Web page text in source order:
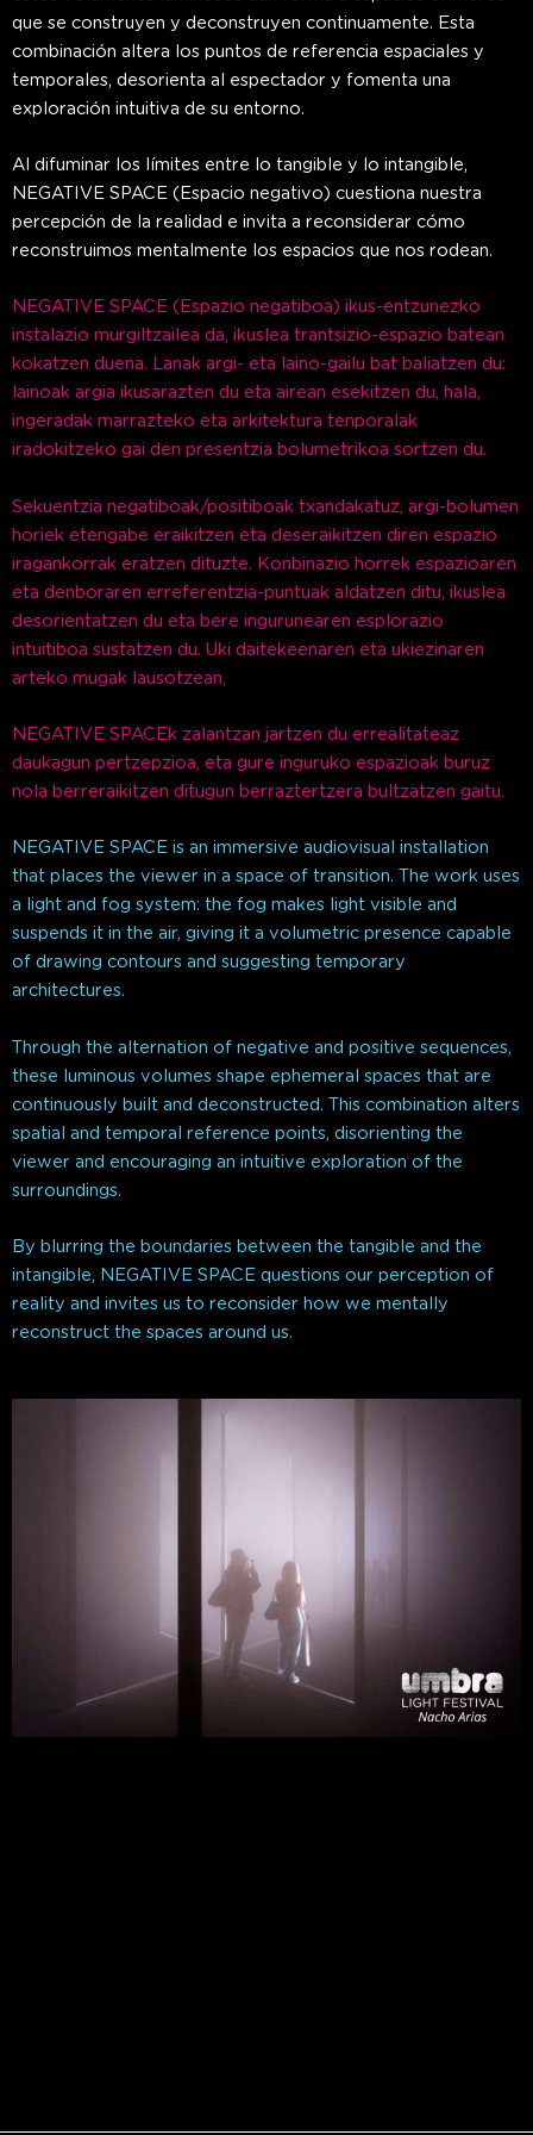
que se construyen y deconstruyen continuamente. Esta
combinación altera los puntos de referencia espaciales y
temporales, desorienta al espectador y fomenta una
exploración intuitiva de su entorno.
Al difuminar los límites entre lo tangible y lo intangible,
NEGATIVE SPACE (Espacio negativo) cuestiona nuestra
percepción de la realidad e invita a reconsiderar cómo
reconstruimos mentalmente los espacios que nos rodean.
NEGATIVE SPACE (Espazio negatiboa) ikus-entzunezko
instalazio murgiltzailea da, ikuslea trantsizio-espazio batean
kokatzen duena. Lanak argi- eta laino-gailu bat baliatzen du:
lainoak argia ikusarazten du eta airean esekitzen du, hala,
ingeradak marrazteko eta arkitektura tenporalak
iradokitzeko gai den presentzia bolumetrikoa sortzen du.
Sekuentzia negatiboak/positiboak txandakatuz, argi-bolumen
horiek etengabe eraikitzen eta deseraikitzen diren espazio
iragankorrak eratzen dituzte. Konbinazio horrek espazioaren
eta denboraren erreferentzia-puntuak aldatzen ditu, ikuslea
desorientatzen du eta bere ingurunearen esplorazio
intuitiboa sustatzen du. Uki daitekeenaren eta ukiezinaren
arteko mugak lausotzean,
NEGATIVE SPACEk zalantzan jartzen du errealitateaz
daukagun pertzepzioa, eta gure inguruko espazioak buruz
nola berreraikitzen ditugun berraztertzera bultzatzen gaitu.
NEGATIVE SPACE is an immersive audiovisual installation
that places the viewer in a space of transition. The work uses
a light and fog system: the fog makes light visible and
suspends it in the air, giving it a volumetric presence capable
of drawing contours and suggesting temporary
architectures.
Through the alternation of negative and positive sequences,
these luminous volumes shape ephemeral spaces that are
continuously built and deconstructed. This combination alters
spatial and temporal reference points, disorienting the
viewer and encouraging an intuitive exploration of the
surroundings.
By blurring the boundaries between the tangible and the
intangible, NEGATIVE SPACE questions our perception of
reality and invites us to reconsider how we mentally
reconstruct the spaces around us.